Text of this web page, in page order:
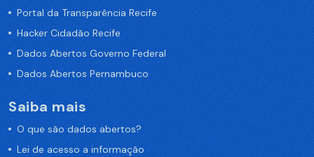
Portal da Transparência Recife
Hacker Cidadão Recife
Dados Abertos Governo Federal
Dados Abertos Pernambuco
Saiba mais
O que são dados abertos?
Lei de acesso a informação